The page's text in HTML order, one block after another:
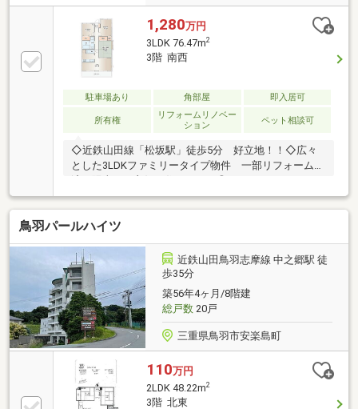
1,280万円
3LDK 76.47m2
3階 南西
駐車場あり 角部屋 即入居可
所有権
リフォームリノベー
ション
ペット相談可
◇近鉄山田線「松坂駅」徒歩5分 好立地！！◇広々
とした3LDKファミリータイプ物件 一部リフォーム
鳥羽パールハイツ
近鉄山田鳥羽志摩線 中之郷駅 徒
歩35分
築56年4ヶ月/8階建
総戸数20戸
三重県鳥羽市安楽島町
110万円
2LDK 48.22m2
3階 北東